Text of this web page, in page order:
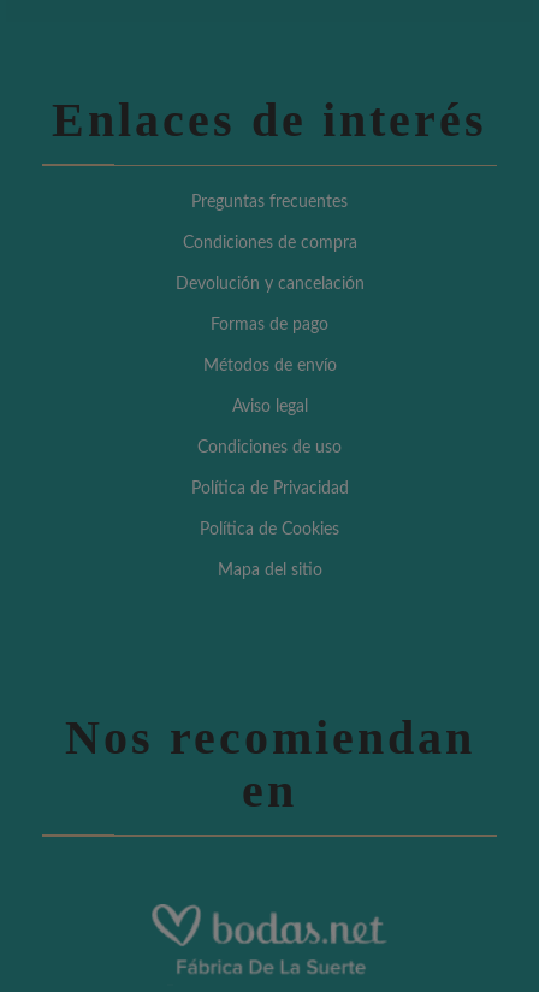
Enlaces de interés
Preguntas frecuentes
Condiciones de compra
Devolución y cancelación
Formas de pago
Métodos de envío
Aviso legal
Condiciones de uso
Política de Privacidad
Política de Cookies
Mapa del sitio
Nos recomiendan
en